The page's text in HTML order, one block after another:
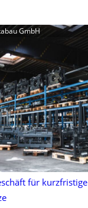
GmbH
für kurzfristige